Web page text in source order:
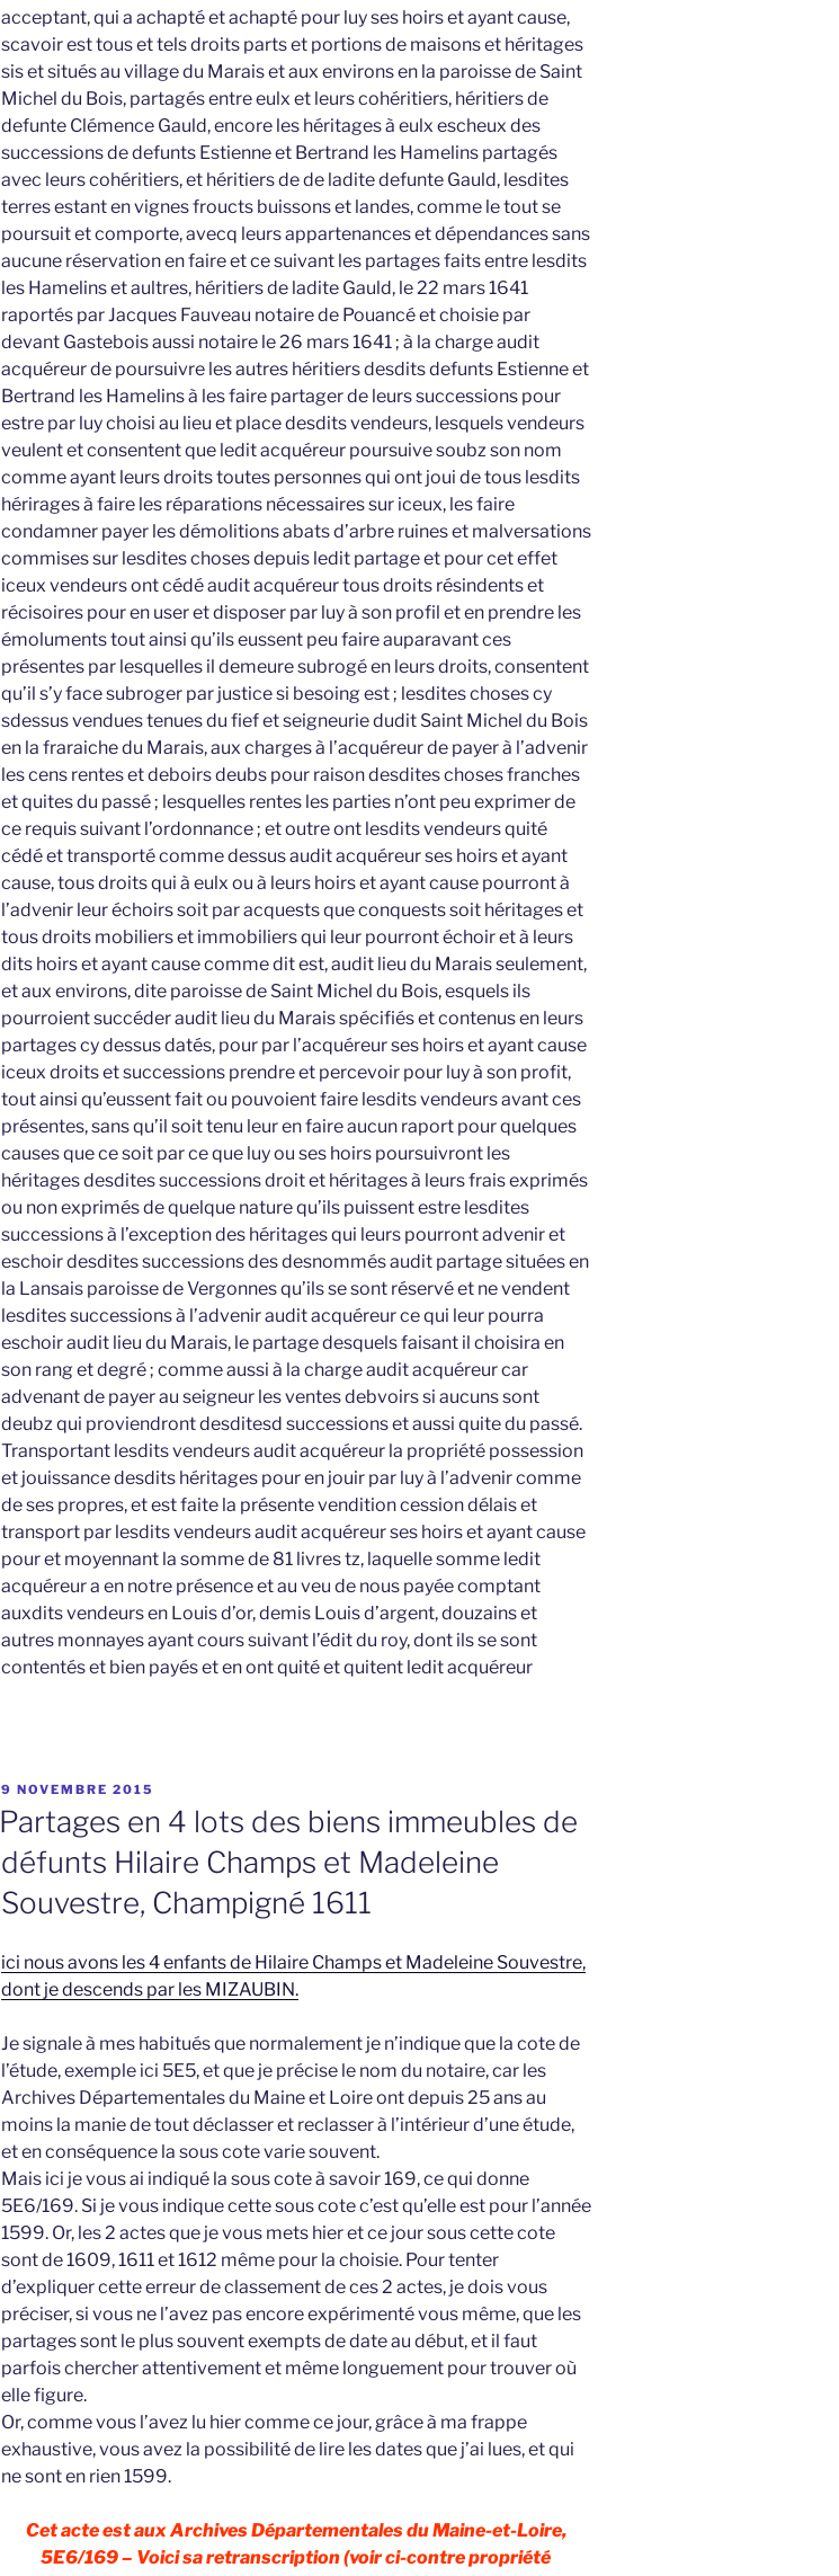
acceptant, qui a achapté et achapté pour luy ses hoirs et ayant cause,
scavoir est tous et tels droits parts et portions de maisons et héritages
sis et situés au village du Marais et aux environs en la paroisse de Saint
Michel du Bois, partagés entre eulx et leurs cohéritiers, héritiers de
defunte Clémence Gauld, encore les héritages à eulx escheux des
successions de defunts Estienne et Bertrand les Hamelins partagés
avec leurs cohéritiers, et héritiers de de ladite defunte Gauld, lesdites
terres estant en vignes froucts buissons et landes, comme le tout se
poursuit et comporte, avecq leurs appartenances et dépendances sans
aucune réservation en faire et ce suivant les partages faits entre lesdits
les Hamelins et aultres, héritiers de ladite Gauld, le 22 mars 1641
raportés par Jacques Fauveau notaire de Pouancé et choisie par
devant Gastebois aussi notaire le 26 mars 1641 ; à la charge audit
acquéreur de poursuivre les autres héritiers desdits defunts Estienne et
Bertrand les Hamelins à les faire partager de leurs successions pour
estre par luy choisi au lieu et place desdits vendeurs, lesquels vendeurs
veulent et consentent que ledit acquéreur poursuive soubz son nom
comme ayant leurs droits toutes personnes qui ont joui de tous lesdits
hérirages à faire les réparations nécessaires sur iceux, les faire
condamner payer les démolitions abats d’arbre ruines et malversations
commises sur lesdites choses depuis ledit partage et pour cet effet
iceux vendeurs ont cédé audit acquéreur tous droits résindents et
récisoires pour en user et disposer par luy à son profil et en prendre les
émoluments tout ainsi qu’ils eussent peu faire auparavant ces
présentes par lesquelles il demeure subrogé en leurs droits, consentent
qu’il s’y face subroger par justice si besoing est ; lesdites choses cy
sdessus vendues tenues du fief et seigneurie dudit Saint Michel du Bois
en la fraraiche du Marais, aux charges à l’acquéreur de payer à l’advenir
les cens rentes et deboirs deubs pour raison desdites choses franches
et quites du passé ; lesquelles rentes les parties n’ont peu exprimer de
ce requis suivant l’ordonnance ; et outre ont lesdits vendeurs quité
cédé et transporté comme dessus audit acquéreur ses hoirs et ayant
cause, tous droits qui à eulx ou à leurs hoirs et ayant cause pourront à
l’advenir leur échoirs soit par acquests que conquests soit héritages et
tous droits mobiliers et immobiliers qui leur pourront échoir et à leurs
dits hoirs et ayant cause comme dit est, audit lieu du Marais seulement,
et aux environs, dite paroisse de Saint Michel du Bois, esquels ils
pourroient succéder audit lieu du Marais spécifiés et contenus en leurs
partages cy dessus datés, pour par l’acquéreur ses hoirs et ayant cause
iceux droits et successions prendre et percevoir pour luy à son profit,
tout ainsi qu’eussent fait ou pouvoient faire lesdits vendeurs avant ces
présentes, sans qu’il soit tenu leur en faire aucun raport pour quelques
causes que ce soit par ce que luy ou ses hoirs poursuivront les
héritages desdites successions droit et héritages à leurs frais exprimés
ou non exprimés de quelque nature qu’ils puissent estre lesdites
successions à l’exception des héritages qui leurs pourront advenir et
eschoir desdites successions des desnommés audit partage situées en
la Lansais paroisse de Vergonnes qu’ils se sont réservé et ne vendent
lesdites successions à l’advenir audit acquéreur ce qui leur pourra
eschoir audit lieu du Marais, le partage desquels faisant il choisira en
son rang et degré ; comme aussi à la charge audit acquéreur car
advenant de payer au seigneur les ventes debvoirs si aucuns sont
deubz qui proviendront desditesd successions et aussi quite du passé.
Transportant lesdits vendeurs audit acquéreur la propriété possession
et jouissance desdits héritages pour en jouir par luy à l’advenir comme
de ses propres, et est faite la présente vendition cession délais et
transport par lesdits vendeurs audit acquéreur ses hoirs et ayant cause
pour et moyennant la somme de 81 livres tz, laquelle somme ledit
acquéreur a en notre présence et au veu de nous payée comptant
auxdits vendeurs en Louis d’or, demis Louis d’argent, douzains et
autres monnayes ayant cours suivant l’édit du roy, dont ils se sont
contentés et bien payés et en ont quité et quitent ledit acquéreur
PUBLIÉ
LE
9 NOVEMBRE 2015
Partages en 4 lots des biens immeubles de
défunts Hilaire Champs et Madeleine
Souvestre, Champigné 1611
ici nous avons les 4 enfants de Hilaire Champs et Madeleine Souvestre,
dont je descends par les MIZAUBIN.
Je signale à mes habitués que normalement je n’indique que la cote de
l’étude, exemple ici 5E5, et que je précise le nom du notaire, car les
Archives Départementales du Maine et Loire ont depuis 25 ans au
moins la manie de tout déclasser et reclasser à l’intérieur d’une étude,
et en conséquence la sous cote varie souvent.
Mais ici je vous ai indiqué la sous cote à savoir 169, ce qui donne
5E6/169. Si je vous indique cette sous cote c’est qu’elle est pour l’année
1599. Or, les 2 actes que je vous mets hier et ce jour sous cette cote
sont de 1609, 1611 et 1612 même pour la choisie. Pour tenter
d’expliquer cette erreur de classement de ces 2 actes, je dois vous
préciser, si vous ne l’avez pas encore expérimenté vous même, que les
partages sont le plus souvent exempts de date au début, et il faut
parfois chercher attentivement et même longuement pour trouver où
elle figure.
Or, comme vous l’avez lu hier comme ce jour, grâce à ma frappe
exhaustive, vous avez la possibilité de lire les dates que j’ai lues, et qui
ne sont en rien 1599.
Cet acte est aux Archives Départementales du Maine-et-Loire,
5E6/169 – Voici sa retranscription (voir ci-contre propriété